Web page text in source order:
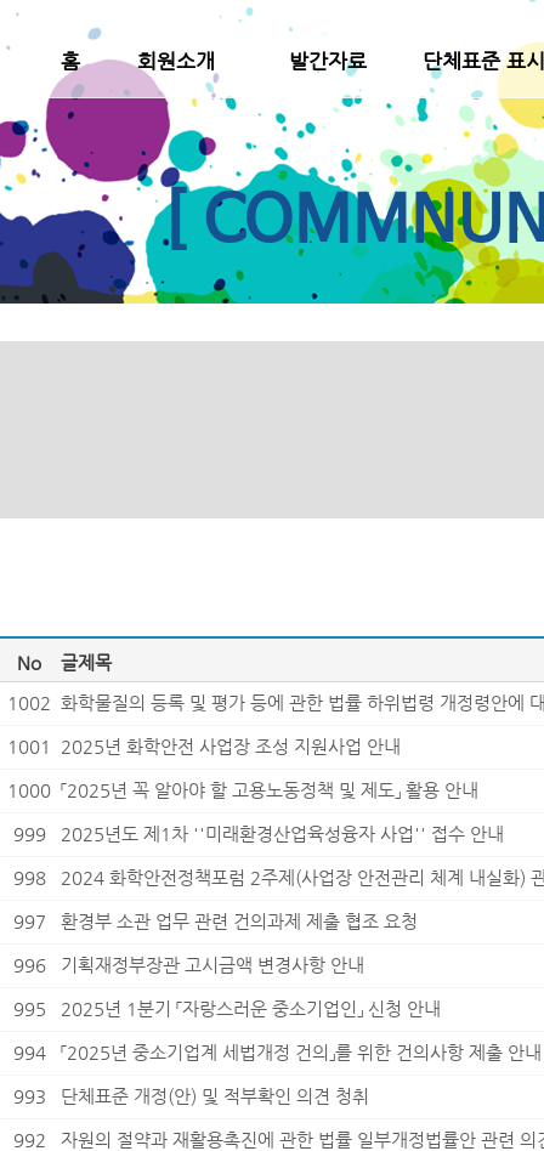
홈 회원소개 발간자료 단체표준 표
[
No 글제목
1002 화학물질의 등록 및 평가 등에 관한 법률 하위법령 개정령안에
1001 2025년 화학안전 사업장 조성 지원사업 안내
1000 「2025년 꼭 알아야 할 고용노동정책 및 제도」 활용 안내
999 2025년도 제1차 ''미래환경산업육성융자 사업'' 접수 안내
998 2024 화학안전정책포럼 2주제(사업장 안전관리 체계 내실화)
997 환경부 소관 업무 관련 건의과제 제출 협조 요청
996 기획재정부장관 고시금액 변경사항 안내
995 2025년 1분기 「자랑스러운 중소기업인」 신청 안내
994 「2025년 중소기업계 세법개정 건의」를 위한 건의사항 제출 안내
993 단체표준 개정(안) 및 적부확인 의견 청취
992 자원의 절약과 재활용촉진에 관한 법률 일부개정법률안 관련 의